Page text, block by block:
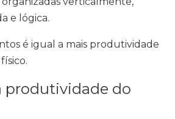
e lógica.
é igual a mais produtividade
produtividade do